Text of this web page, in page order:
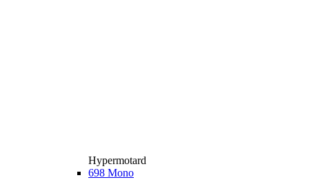
Hypermotard
698 Mono